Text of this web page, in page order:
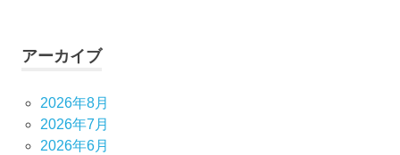
アーカイブ
2026年8月
2026年7月
2026年6月